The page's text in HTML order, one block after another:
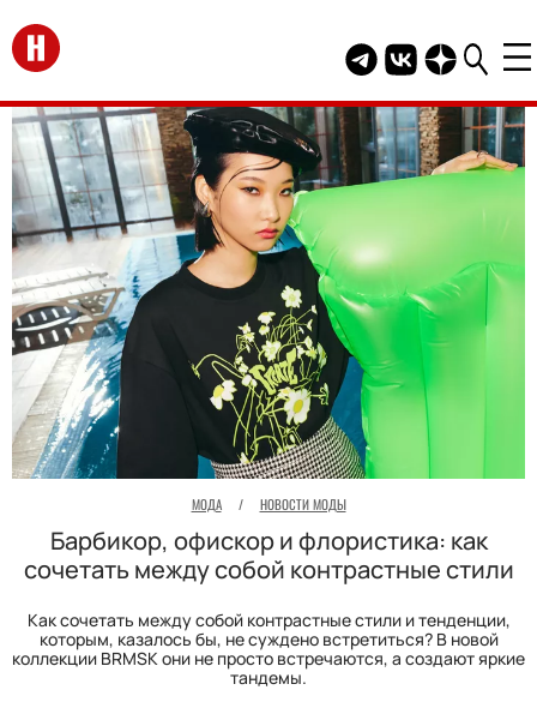
Перейти на главную
Telegram канал
Группа HELLO
Канал
МОДА / НОВОСТИ МОДЫ
Барбикор, офискор и флористика: как
сочетать между собой контрастные стили
Как сочетать между собой контрастные стили и тенденции,
которым, казалось бы, не суждено встретиться? В новой
коллекции BRMSK они не просто встречаются, а создают яркие
тандемы.